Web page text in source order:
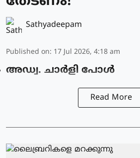
Sathyadeepam
Published on: 17 Jul 2026, 4:18 am
അഡ്വ. ചാർളി പോൾ
Read More